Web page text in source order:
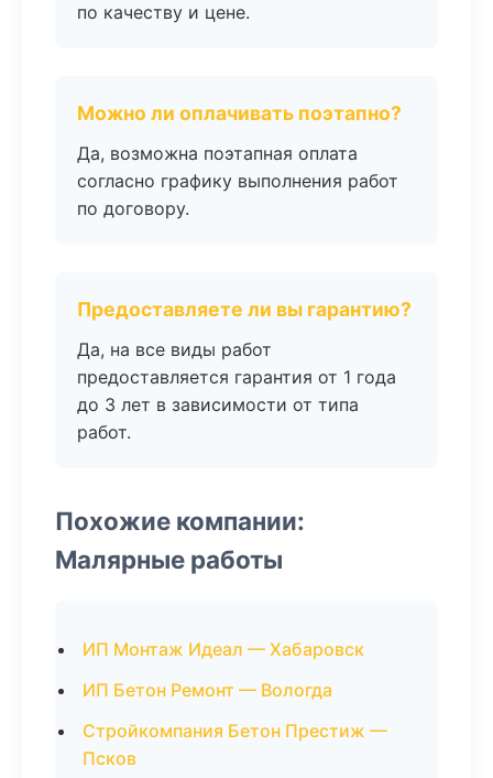
по качеству и цене.
Можно ли оплачивать поэтапно?
Да, возможна поэтапная оплата
согласно графику выполнения работ
по договору.
Предоставляете ли вы гарантию?
Да, на все виды работ
предоставляется гарантия от 1 года
до 3 лет в зависимости от типа
работ.
Похожие компании:
Малярные работы
ИП Монтаж Идеал — Хабаровск
ИП Бетон Ремонт — Вологда
Стройкомпания Бетон Престиж —
Псков